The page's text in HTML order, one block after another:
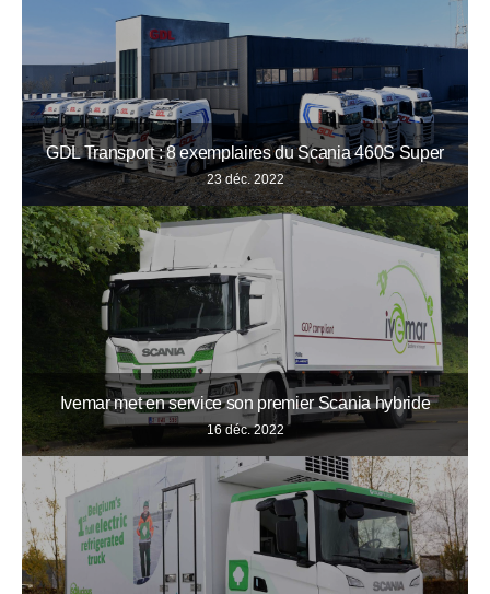
GDL Transport : 8 exemplaires du Scania 460S Super
23 déc. 2022
Ivemar met en service son premier Scania hybride
16 déc. 2022